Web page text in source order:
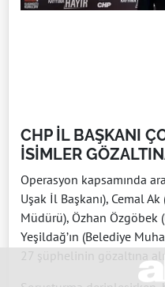
CHP İL BAŞKANI
İSİMLER
Operasyon kapsamında
Uşak İl Başkanı), Cemal
Müdürü), Özhan Özgöbek
Yeşildağ’ın (Belediye
27 şüphelinin gözaltına